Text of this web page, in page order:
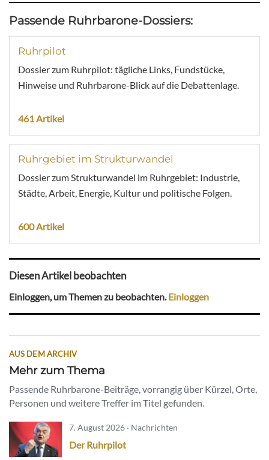
Passende Ruhrbarone-Dossiers:
Ruhrpilot
Dossier zum Ruhrpilot: tägliche Links, Fundstücke,
Hinweise und Ruhrbarone-Blick auf die Debattenlage.
461 Artikel
Ruhrgebiet im Strukturwandel
Dossier zum Strukturwandel im Ruhrgebiet: Industrie,
Städte, Arbeit, Energie, Kultur und politische Folgen.
600 Artikel
Diesen Artikel beobachten
Einloggen, um Themen zu beobachten.Einloggen
AUS DEM ARCHIV
Mehr zum Thema
Passende Ruhrbarone-Beiträge, vorrangig über Kürzel, Orte,
Personen und weitere Treffer im Titel gefunden.
7. August 2026 · Nachrichten
Der Ruhrpilot